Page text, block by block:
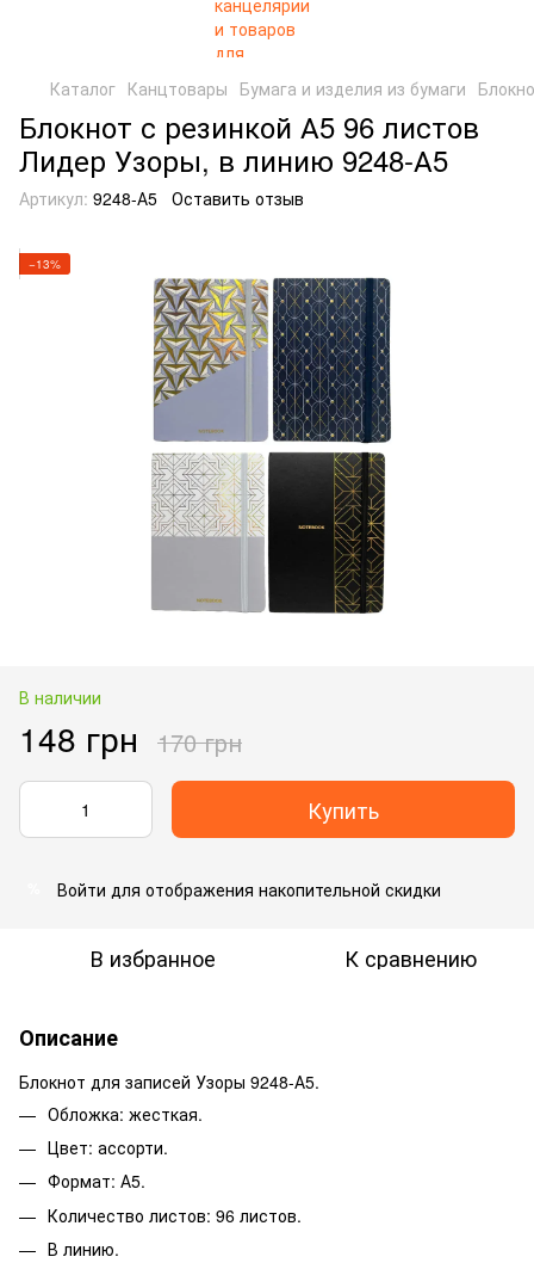
Каталог Канцтовары Бумага и изделия из бумаги
Блокнот с резинкой А5 96 листов
Лидер Узоры, в линию 9248-А5
Артикул: 9248-А5 Оставить отзыв
−13%
В наличии
148 грн 170 грн
Купить
Войти для отображения накопительной скидки
В избранное К сравнению
Описание
Блокнот для записей Узоры 9248-А5.
Обложка: жесткая.
Цвет: ассорти.
Формат: А5.
Количество листов: 96 листов.
В линию.